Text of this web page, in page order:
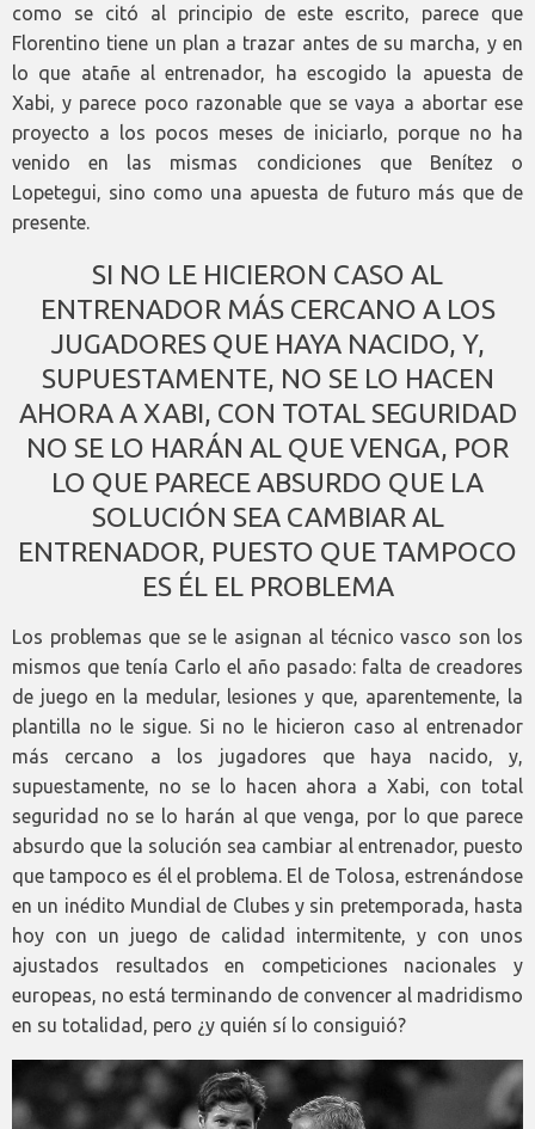
como se citó al principio de este escrito, parece que
Florentino tiene un plan a trazar antes de su marcha, y en
lo que atañe al entrenador, ha escogido la apuesta de
Xabi, y parece poco razonable que se vaya a abortar ese
proyecto a los pocos meses de iniciarlo, porque no ha
venido en las mismas condiciones que Benítez o
Lopetegui, sino como una apuesta de futuro más que de
presente.
SI NO LE HICIERON CASO AL
ENTRENADOR MÁS CERCANO A LOS
JUGADORES QUE HAYA NACIDO, Y,
SUPUESTAMENTE, NO SE LO HACEN
AHORA A XABI, CON TOTAL SEGURIDAD
NO SE LO HARÁN AL QUE VENGA, POR
LO QUE PARECE ABSURDO QUE LA
SOLUCIÓN SEA CAMBIAR AL
ENTRENADOR, PUESTO QUE TAMPOCO
ES ÉL EL PROBLEMA
Los problemas que se le asignan al técnico vasco son los
mismos que tenía Carlo el año pasado: falta de creadores
de juego en la medular, lesiones y que, aparentemente, la
plantilla no le sigue. Si no le hicieron caso al entrenador
más cercano a los jugadores que haya nacido, y,
supuestamente, no se lo hacen ahora a Xabi, con total
seguridad no se lo harán al que venga, por lo que parece
absurdo que la solución sea cambiar al entrenador, puesto
que tampoco es él el problema. El de Tolosa, estrenándose
en un inédito Mundial de Clubes y sin pretemporada, hasta
hoy con un juego de calidad intermitente, y con unos
ajustados resultados en competiciones nacionales y
europeas, no está terminando de convencer al madridismo
en su totalidad, pero ¿y quién sí lo consiguió?